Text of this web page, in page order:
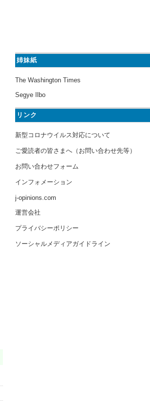
姉妹紙
The Washington Times
Segye Ilbo
リンク
新型コロナウイルス対応について
ご愛読者の皆さまへ（お問い合わせ先等）
お問い合わせフォーム
インフォメーション
j-opinions.com
運営会社
プライバシーポリシー
ソーシャルメディアガイドライン